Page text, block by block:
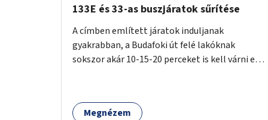
133E és 33-as buszjáratok sűrítése
A címben említett járatok induljanak
gyakrabban, a Budafoki út felé lakóknak
sokszor akár 10-15-20 perceket is kell várni egy
Megnézem